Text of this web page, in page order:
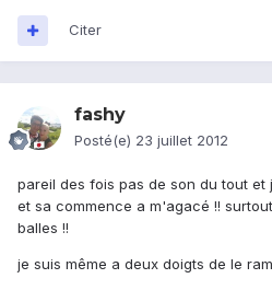
Citer
fashy
Posté(e) 23 juillet 2012
pareil des fois pas de son du tout et
et sa commence a m'agacé !!
balles !!
je suis même a deux doigts de le